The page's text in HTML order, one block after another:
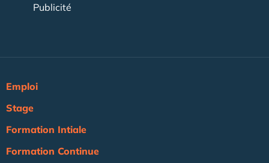
Publicité
Emploi
Stage
Formation Intiale
Formation Continue